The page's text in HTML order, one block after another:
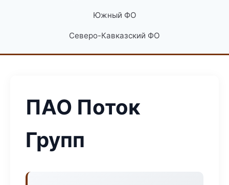
Южный ФО
Северо-Кавказский ФО
ПАО Поток
Групп